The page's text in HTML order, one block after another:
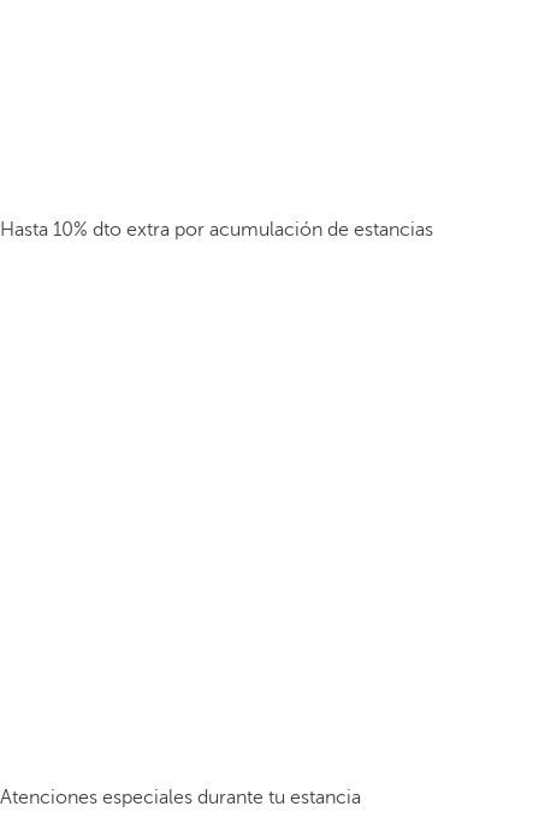
Hasta 10% dto extra por acumulación de estancias
Atenciones especiales durante tu estancia